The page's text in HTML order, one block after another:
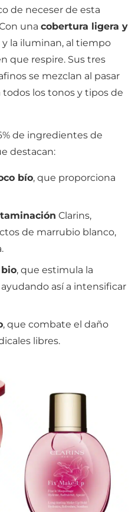
de neceser de esta
una cobertura ligera y
y la iluminan, al tiempo
que respire. Sus tres
se mezclan al pasar
los tonos y tipos de
de ingredientes de
destacan:
bío, que proporciona
Clarins,
de marrubio blanco,
, que estimula la
así a intensificar
, que combate el daño
libres.